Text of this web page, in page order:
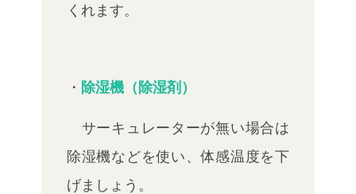
くれます。
・ 除湿機（除湿剤）
サーキュレーターが無い場合は
除湿機などを使い、体感温度を下
げましょう。